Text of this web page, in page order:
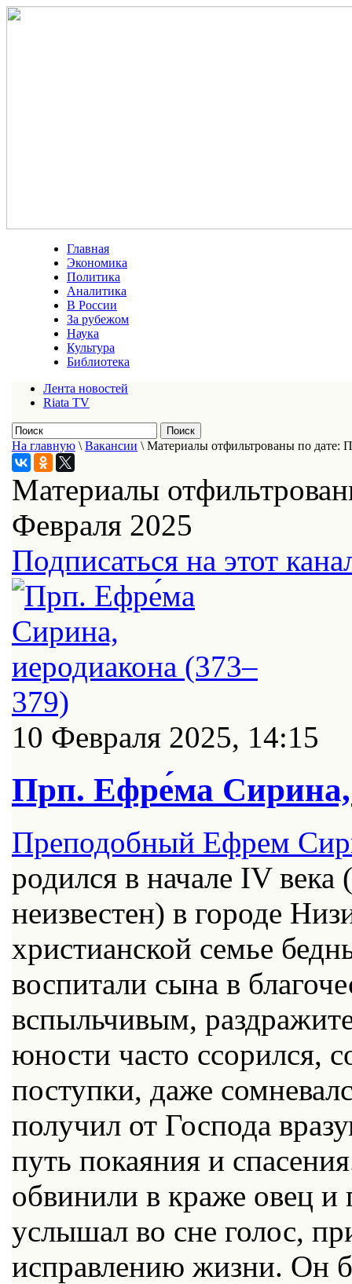
Главная
Экономика
Политика
Аналитика
В России
За рубежом
Наука
Культура
Библиотека
Лента новостей
Riata TV
На главную \ Вакансии \ Материалы отфильтрованы по дате:
Материалы
Февраля 2025
Подписаться на этот
10 Февраля 2025, 14:15
Прп. Ефре́ма Сирина,
Преподобный Ефрем
родился в начале IV
неизвестен) в городе
христианской семье
воспитали сына в
вспыльчивым,
юности часто ссорился,
поступки, даже
получил от Господа
путь покаяния и
обвинили в краже овец
услышал во сне голос,
исправлению жизни. Он